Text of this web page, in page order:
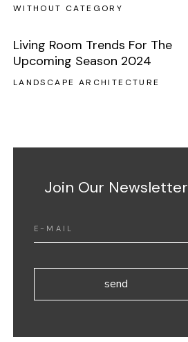
WITHOUT CATEGORY
Living Room Trends For The
Upcoming Season 2024
LANDSCAPE ARCHITECTURE
Join Our Newsletter
send